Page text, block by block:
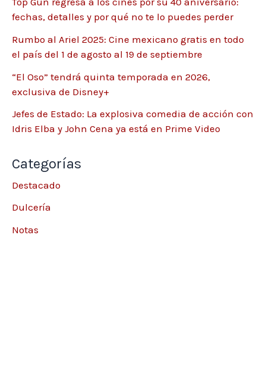
fechas, detalles y por qué no te lo puedes perder
Rumbo al Ariel 2025: Cine mexicano gratis en todo
el país del 1 de agosto al 19 de septiembre
“El Oso” tendrá quinta temporada en 2026,
exclusiva de Disney+
Jefes de Estado: La explosiva comedia de acción con
Idris Elba y John Cena ya está en Prime Video
Categorías
Destacado
Dulcería
Notas